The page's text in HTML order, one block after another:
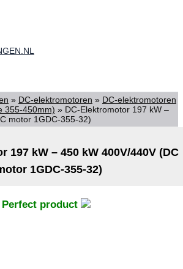
» DC-elektromotoren » DC-elektromotoren
355-450mm) » DC-Elektromotor 197 kW –
motor 1GDC-355-32)
197 kW – 450 kW 400V/440V (DC
1GDC-355-32)
Perfect product